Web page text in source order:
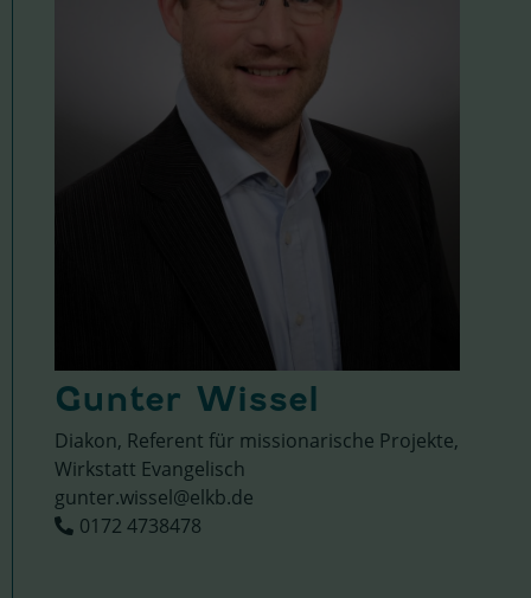
Gunter Wissel
Diakon, Referent für missionarische Projekte,
Wirkstatt Evangelisch
gunter.wissel@elkb.de
0172 4738478